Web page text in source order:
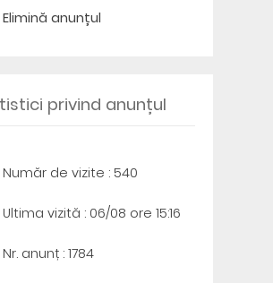
Elimină anunțul
privind anunțul
Număr de vizite : 540
Ultima vizită : 06/08 ore 15:16
Nr. anunț : 1784